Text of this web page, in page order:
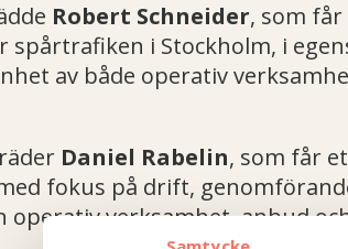
Robert Schneider, som
spårtrafiken i Stockholm, i
av både operativ
Daniel Rabelin, som får
fokus på drift,
verksamhet, anbud